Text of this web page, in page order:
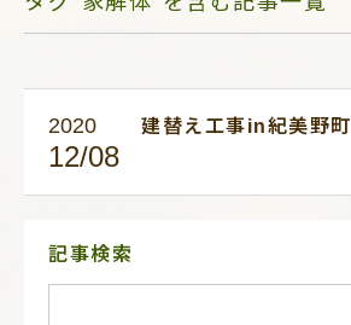
2020
12/08
建替え工事in紀美野町
サ
記事検索